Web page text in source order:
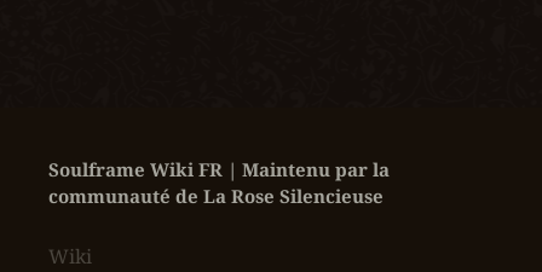
Soulframe Wiki FR | Maintenu par la
communauté de La Rose Silencieuse
Wiki